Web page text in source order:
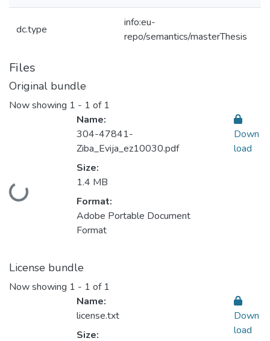
dc.type
info:eu-
repo/semantics/masterThesis
Files
Original bundle
Now showing 1 - 1 of 1
Loading...
Name:
304-47841-
Ziba_Evija_ez10030.pdf
Size:
1.4 MB
Format:
Adobe Portable Document
Format
Down
load
License bundle
Now showing 1 - 1 of 1
Name:
license.txt
Size:
Down
load